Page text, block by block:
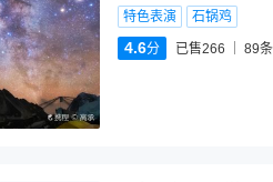
特色表演
石锅鸡
4.6分 已售266 89